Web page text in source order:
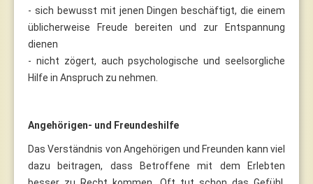
- sich bewusst mit jenen Dingen beschäftigt, die einem
üblicherweise Freude bereiten und zur Entspannung
dienen
- nicht zögert, auch psychologische und seelsorgliche
Hilfe in Anspruch zu nehmen.
Angehörigen- und Freundeshilfe
Das Verständnis von Angehörigen und Freunden kann viel
dazu beitragen, dass Betroffene mit dem Erlebten